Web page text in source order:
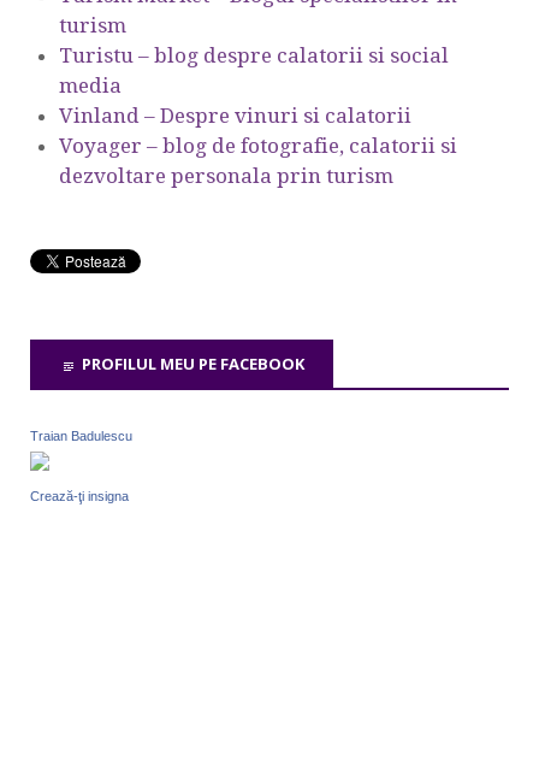
turism
Turistu – blog despre calatorii si social
media
Vinland – Despre vinuri si calatorii
Voyager – blog de fotografie, calatorii si
dezvoltare personala prin turism
PROFILUL MEU PE FACEBOOK
Traian Badulescu
Crează-ţi insigna